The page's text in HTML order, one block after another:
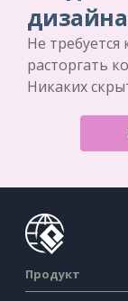
Не
расторгать
Никаких
Продукт